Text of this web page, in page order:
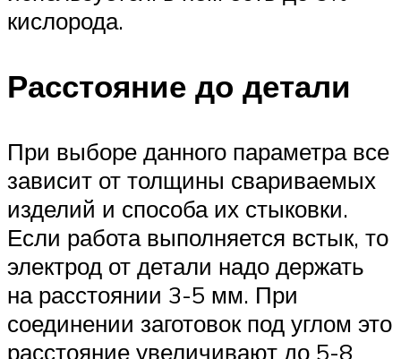
кислорода.
Расстояние до детали
При выборе данного параметра все
зависит от толщины свариваемых
изделий и способа их стыковки.
Если работа выполняется встык, то
электрод от детали надо держать
на расстоянии 3-5 мм. При
соединении заготовок под углом это
расстояние увеличивают до 5-8